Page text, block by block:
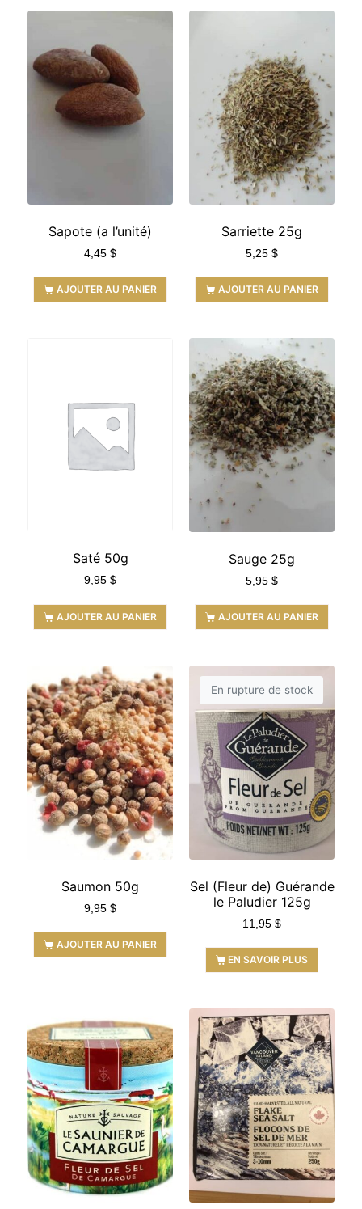
Sapote (a l’unité)
4,45 $
AJOUTER AU PANIER
Sarriette 25g
5,25 $
AJOUTER AU PANIER
Saté 50g
9,95 $
AJOUTER AU PANIER
Sauge 25g
5,95 $
AJOUTER AU PANIER
Saumon 50g
9,95 $
AJOUTER AU PANIER
En rupture de stock
Sel (Fleur de) Guérande
le Paludier 125g
11,95 $
EN SAVOIR PLUS